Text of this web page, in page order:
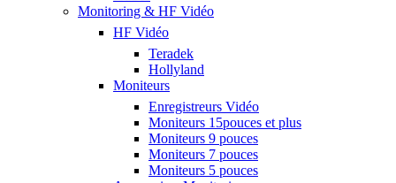
Monitoring & HF Vidéo
HF Vidéo
Teradek
Hollyland
Moniteurs
Enregistreurs Vidéo
Moniteurs 15pouces et plus
Moniteurs 9 pouces
Moniteurs 7 pouces
Moniteurs 5 pouces